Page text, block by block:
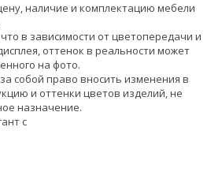
наличие и комплектацию мебели
в зависимости от цветопередачи и
оттенок в реальности может
на фото.
собой право вносить изменения в
и оттенки цветов изделий, не
назначение.